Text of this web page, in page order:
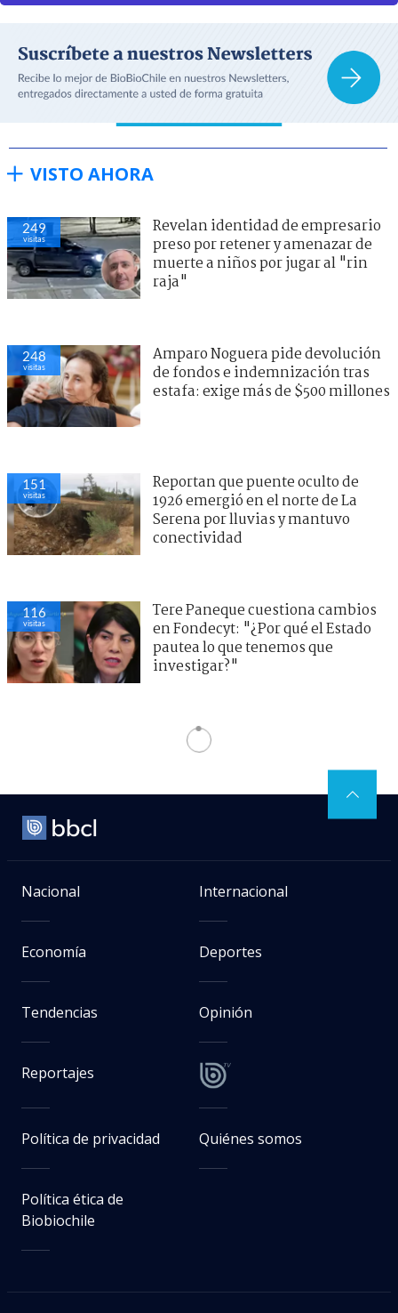
VISTO AHORA
249
visitas
Revelan identidad de empresario
preso por retener y amenazar de
muerte a niños por jugar al "rin
raja"
248
visitas
Amparo Noguera pide devolución
de fondos e indemnización tras
estafa: exige más de $500 millones
151
visitas
Reportan que puente oculto de
1926 emergió en el norte de La
Serena por lluvias y mantuvo
conectividad
116
visitas
Tere Paneque cuestiona cambios
en Fondecyt: "¿Por qué el Estado
pautea lo que tenemos que
investigar?"
Nacional Internacional
Economía Deportes
Tendencias Opinión
Reportajes
Política de privacidad Quiénes somos
Política ética de
Biobiochile